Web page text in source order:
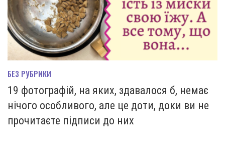
БЕЗ РУБРИКИ
19 фотографій, на яких, здавалося б, немає
нічого особливого, але це доти, доки ви не
прочитаєте підписи до них